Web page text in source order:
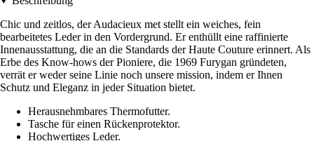
Chic und zeitlos, der Audacieux met stellt ein weiches, fein
bearbeitetes Leder in den Vordergrund. Er enthüllt eine raffinierte
Innenausstattung, die an die Standards der Haute Couture erinnert. Als
Erbe des Know-hows der Pioniere, die 1969 Furygan gründeten,
verrät er weder seine Linie noch unsere mission, indem er Ihnen
Schutz und Eleganz in jeder Situation bietet.
Herausnehmbares Thermofutter.
Tasche für einen Rückenprotektor.
Hochwertiges Leder.